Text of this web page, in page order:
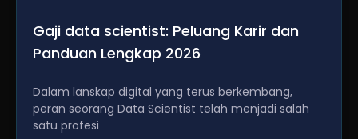
Gaji data scientist: Peluang Karir dan
Panduan Lengkap 2026
Dalam lanskap digital yang terus berkembang,
peran seorang Data Scientist telah menjadi salah
satu profesi